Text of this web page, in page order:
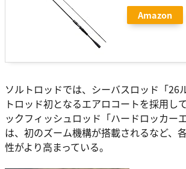
Amazon
ソルトロッドでは、シーバスロッド「26
トロッド初となるエアロコートを採用し
ックフィッシュロッド「ハードロッカー
は、初のズーム機構が搭載されるなど、
性がより高まっている。